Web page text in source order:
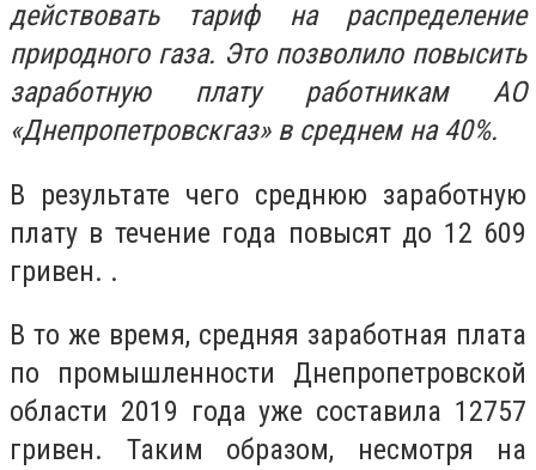
действовать тариф на распределение
природного газа. Это позволило повысить
заработную плату работникам АО
«Днепропетровскгаз» в среднем на 40%.
В результате чего среднюю заработную
плату в течение года повысят до 12 609
гривен. .
В то же время, средняя заработная плата
по промышленности Днепропетровской
области 2019 года уже составила 12757
гривен. Таким образом, несмотря на